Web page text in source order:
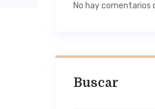
No hay comentarios
Buscar